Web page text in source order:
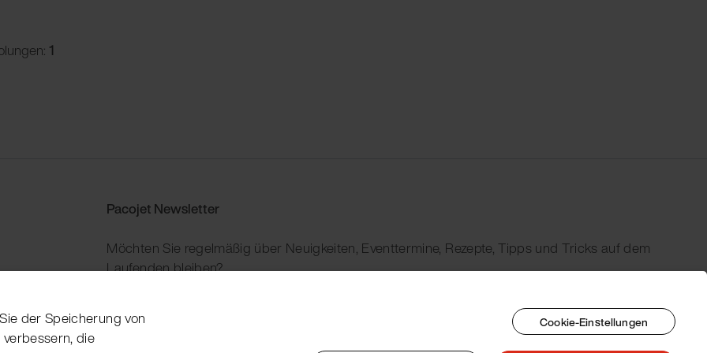
1
Pacojet Newsletter
Möchten Sie regelmäßig über Neuigkeiten, Eventtermine, Rezepte, Tipps und Tricks auf dem
Laufenden bleiben?
Jetzt abonnieren
der Speicherung von
die
Cookie-Einstellungen